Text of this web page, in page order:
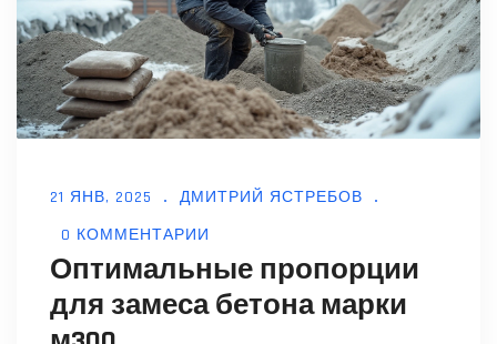
21 ЯНВ, 2025
ДМИТРИЙ ЯСТРЕБОВ
0 КОММЕНТАРИИ
Оптимальные пропорции
для замеса бетона марки